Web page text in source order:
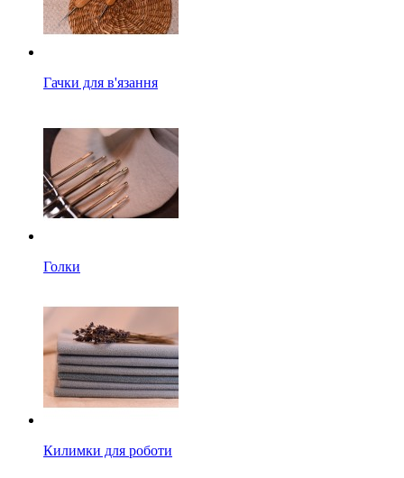
Гачки для в'язання
Голки
Килимки для роботи